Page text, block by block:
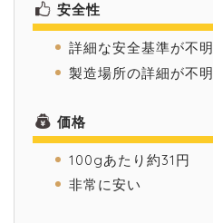
安全性
詳細な安全基準が不明
製造場所の詳細が不明
価格
100gあたり約31円
非常に安い